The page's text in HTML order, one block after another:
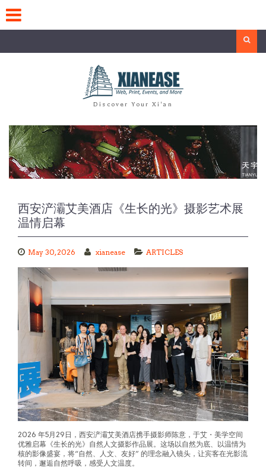
to
content
Discover Your Xi'an
西安浐灞艾美酒店《生长的光》摄影艺术展
温情启幕
May 30, 2026 xianease ARTICLES
2026 年5月29日，西安浐灞艾美酒店携手摄影师陈意，于艾・美学空间
优雅启幕《生长的光》自然人文摄影作品展。这场以自然为底、以温情为
核的影像盛宴，将“自然、人文、友好” 的理念融入镜头，让宾客在光影流
转间，邂逅自然呼吸，感受人文温度。